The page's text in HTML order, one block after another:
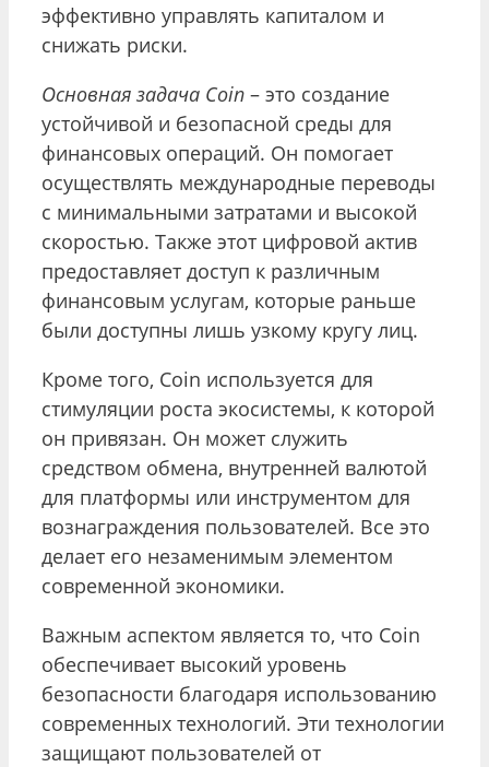
эффективно управлять капиталом и
снижать риски.
Основная задача Coin – это создание
устойчивой и безопасной среды для
финансовых операций. Он помогает
осуществлять международные переводы
с минимальными затратами и высокой
скоростью. Также этот цифровой актив
предоставляет доступ к различным
финансовым услугам, которые раньше
были доступны лишь узкому кругу лиц.
Кроме того, Coin используется для
стимуляции роста экосистемы, к которой
он привязан. Он может служить
средством обмена, внутренней валютой
для платформы или инструментом для
вознаграждения пользователей. Все это
делает его незаменимым элементом
современной экономики.
Важным аспектом является то, что Coin
обеспечивает высокий уровень
безопасности благодаря использованию
современных технологий. Эти технологии
защищают пользователей от